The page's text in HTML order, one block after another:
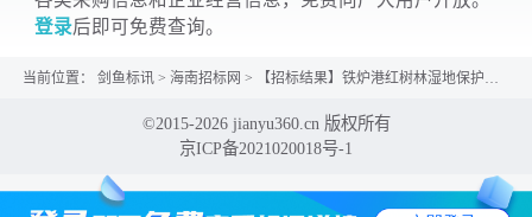
登录后即可免费查询。
当前位置： 剑鱼标讯 > 海南招标网 > 【招标结果】铁炉港红树林湿地保护修复项目（海草床生态修复）监理中标公示公告
©2015-2026 jianyu360.cn 版权所有
京ICP备2021020018号-1